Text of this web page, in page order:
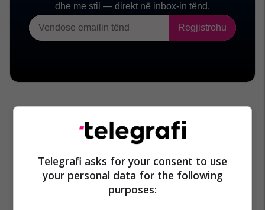
Telegrafi asks for your consent to use
your personal data for the following
purposes: